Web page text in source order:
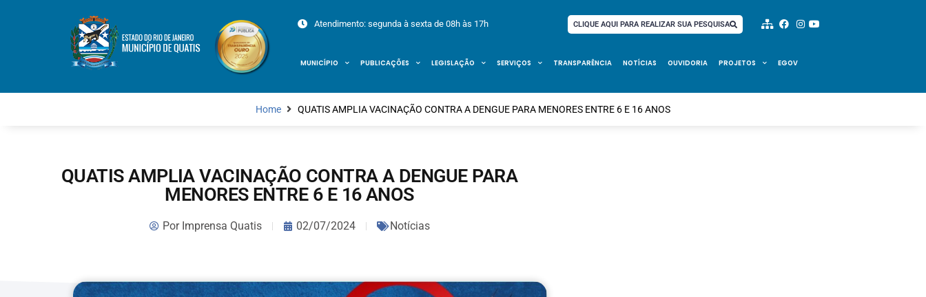
Atendimento: segunda à sexta de 08h às 17h CLIQUE AQUI PARA REALIZAR SUA PESQUISA
MUNICÍPIO PUBLICAÇÕES LEGISLAÇÃO SERVIÇOS TRANSPARÊNCIA NOTÍCIAS OUVIDORIA PROJETOS EGOV
Home QUATIS AMPLIA VACINAÇÃO CONTRA A DENGUE PARA MENORES ENTRE 6 E 16 ANOS
QUATIS AMPLIA VACINAÇÃO CONTRA A DENGUE PARA
MENORES ENTRE 6 E 16 ANOS
PorImprensa Quatis 02/07/2024 Notícias